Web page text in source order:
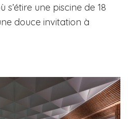
s’étire une piscine de 18
douce invitation à